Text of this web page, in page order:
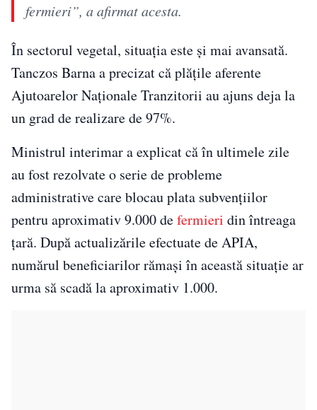
fermieri”, a afirmat acesta.
În sectorul vegetal, situația este și mai avansată.
Tanczos Barna a precizat că plățile aferente
Ajutoarelor Naționale Tranzitorii au ajuns deja la
un grad de realizare de 97%.
Ministrul interimar a explicat că în ultimele zile
au fost rezolvate o serie de probleme
administrative care blocau plata subvențiilor
pentru aproximativ 9.000 defermieri din întreaga
țară. După actualizările efectuate de APIA,
numărul beneficiarilor rămași în această situație ar
urma să scadă la aproximativ 1.000.